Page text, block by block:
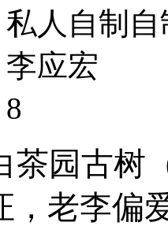
人自制自
应宏
茶园古树
，老李偏